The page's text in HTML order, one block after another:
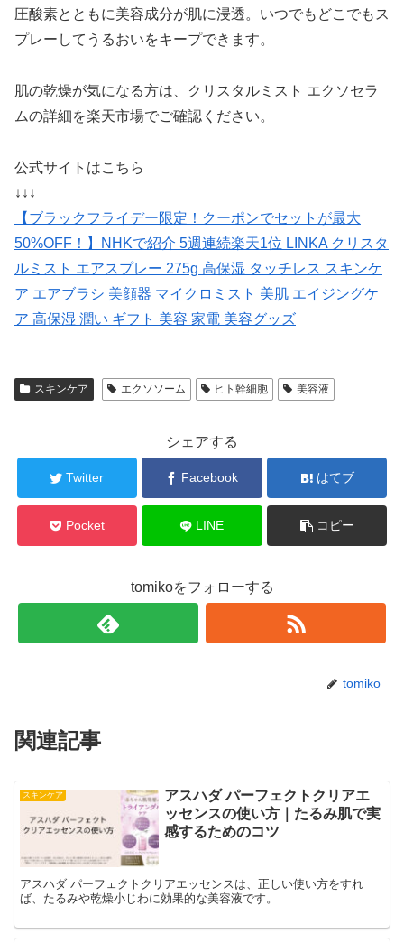
圧酸素とともに美容成分が肌に浸透。いつでもどこでもス
プレーしてうるおいをキープできます。
肌の乾燥が気になる方は、クリスタルミスト エクソセラ
ムの詳細を楽天市場でご確認ください。
公式サイトはこちら
↓↓↓
【ブラックフライデー限定！クーポンでセットが最大
50%OFF！】NHKで紹介 5週連続楽天1位 LINKA クリスタ
ルミスト エアスプレー 275g 高保湿 タッチレス スキンケ
ア エアブラシ 美顔器 マイクロミスト 美肌 エイジングケ
ア 高保湿 潤い ギフト 美容 家電 美容グッズ
スキンケア エクソソーム ヒト幹細胞 美容液
シェアする
Twitter Facebook はてブ
Pocket LINE コピー
tomikoをフォローする
tomiko
関連記事
スキンケア
アスハダ パーフェクトクリアエ
ッセンスの使い方｜たるみ肌で実
感するためのコツ
アスハダ パーフェクトクリアエッセンスは、正しい使い方をすれ
ば、たるみや乾燥小じわに効果的な美容液です。